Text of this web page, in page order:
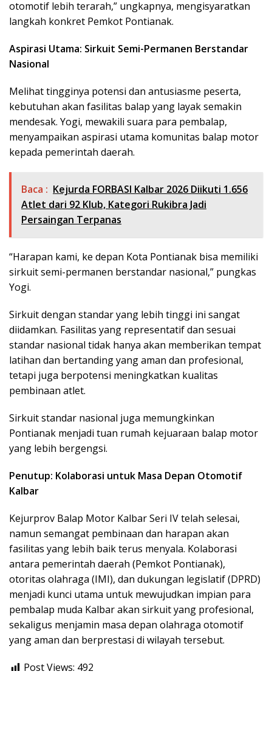
otomotif lebih terarah,” ungkapnya, mengisyaratkan
langkah konkret Pemkot Pontianak.
Aspirasi Utama: Sirkuit Semi-Permanen Berstandar
Nasional
Melihat tingginya potensi dan antusiasme peserta,
kebutuhan akan fasilitas balap yang layak semakin
mendesak. Yogi, mewakili suara para pembalap,
menyampaikan aspirasi utama komunitas balap motor
kepada pemerintah daerah.
Baca : Kejurda FORBASI Kalbar 2026 Diikuti 1.656
Atlet dari 92 Klub, Kategori Rukibra Jadi
Persaingan Terpanas
“Harapan kami, ke depan Kota Pontianak bisa memiliki
sirkuit semi-permanen berstandar nasional,” pungkas
Yogi.
Sirkuit dengan standar yang lebih tinggi ini sangat
diidamkan. Fasilitas yang representatif dan sesuai
standar nasional tidak hanya akan memberikan tempat
latihan dan bertanding yang aman dan profesional,
tetapi juga berpotensi meningkatkan kualitas
pembinaan atlet.
Sirkuit standar nasional juga memungkinkan
Pontianak menjadi tuan rumah kejuaraan balap motor
yang lebih bergengsi.
Penutup: Kolaborasi untuk Masa Depan Otomotif
Kalbar
Kejurprov Balap Motor Kalbar Seri IV telah selesai,
namun semangat pembinaan dan harapan akan
fasilitas yang lebih baik terus menyala. Kolaborasi
antara pemerintah daerah (Pemkot Pontianak),
otoritas olahraga (IMI), dan dukungan legislatif (DPRD)
menjadi kunci utama untuk mewujudkan impian para
pembalap muda Kalbar akan sirkuit yang profesional,
sekaligus menjamin masa depan olahraga otomotif
yang aman dan berprestasi di wilayah tersebut.
Post Views: 492